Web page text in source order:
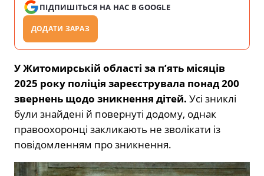
ПІДПИШІТЬСЯ НА НАС В GOOGLE
ДОДАТИ ЗАРАЗ
У Житомирській області за п’ять місяців
2025 року поліція зареєструвала понад 200
звернень щодо зникнення дітей. Усі зниклі
були знайдені й повернуті додому, однак
правоохоронці закликають не зволікати із
повідомленням про зникнення.